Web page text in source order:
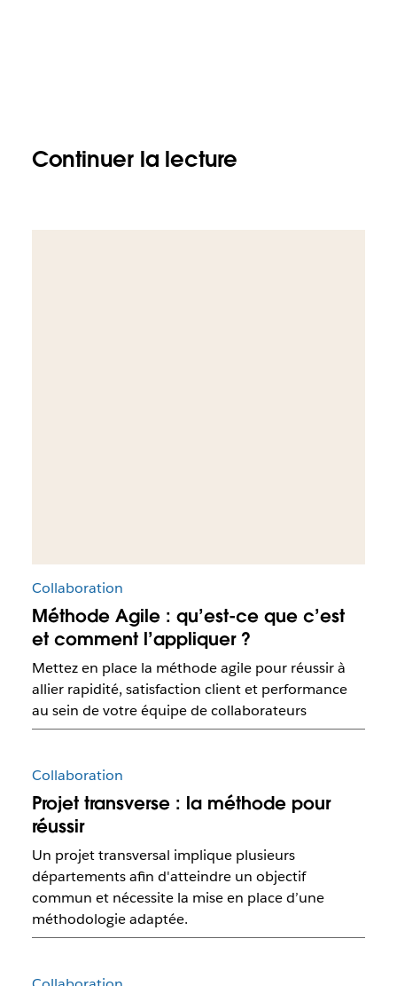
Continuer la lecture
Collaboration
Méthode Agile : qu’est-ce que c’est
et comment l’appliquer ?
Mettez en place la méthode agile pour réussir à
allier rapidité, satisfaction client et performance
au sein de votre équipe de collaborateurs
Collaboration
Projet transverse : la méthode pour
réussir
Un projet transversal implique plusieurs
départements afin d'atteindre un objectif
commun et nécessite la mise en place d’une
méthodologie adaptée.